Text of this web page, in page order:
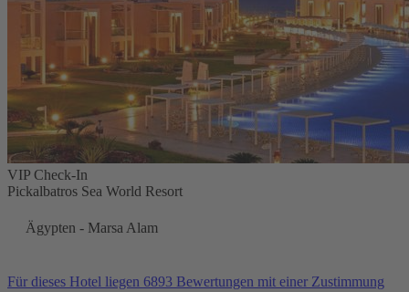
VIP Check-In
Pickalbatros Sea World Resort
Ägypten - Marsa Alam
Für dieses Hotel liegen 6893 Bewertungen mit einer Zustimmung